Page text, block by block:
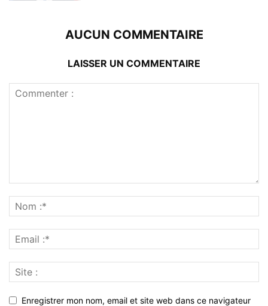
AUCUN COMMENTAIRE
LAISSER UN COMMENTAIRE
Enregistrer mon nom, email et site web dans ce navigateur